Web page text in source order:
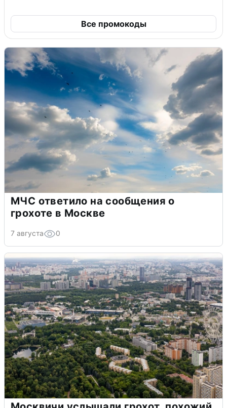
Все промокоды
МЧС ответило на сообщения о
грохоте в Москве
7 августа 0